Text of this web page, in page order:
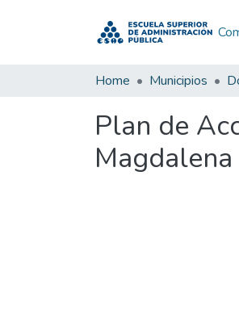
Home Municipios
Plan de